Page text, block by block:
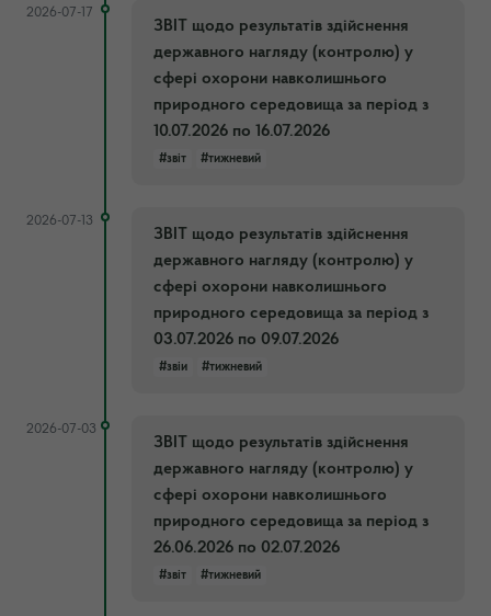
2026-07-17
ЗВІТ щодо результатів здійснення
державного нагляду (контролю) у
сфері охорони навколишнього
природного середовища за період з
10.07.2026 по 16.07.2026
#звіт #тижневий
2026-07-13
ЗВІТ щодо результатів здійснення
державного нагляду (контролю) у
сфері охорони навколишнього
природного середовища за період з
03.07.2026 по 09.07.2026
#звіи #тижневий
2026-07-03
ЗВІТ щодо результатів здійснення
державного нагляду (контролю) у
сфері охорони навколишнього
природного середовища за період з
26.06.2026 по 02.07.2026
#звіт #тижневий